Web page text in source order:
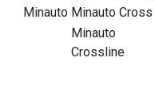
Minauto Minauto Cross
Minauto
Crossline